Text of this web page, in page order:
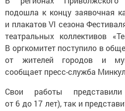
и плакатов VI сезона
театральных коллективов
В оргкомитет поступило в
от жителей городов и
сообщает пресс-служба
от 6 до 17 лет), так и
с 18 до 30 лет). Участникам